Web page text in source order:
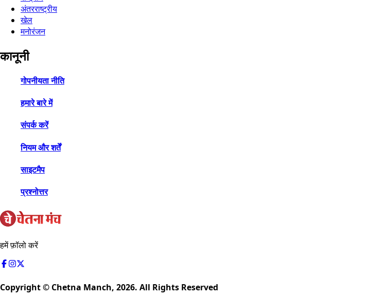
अंतरराष्ट्रीय
खेल
मनोरंजन
कानूनी
गोपनीयता नीति
हमारे बारे में
संपर्क करें
नियम और शर्तें
साइटमैप
प्रश्नोत्तर
हमें फ़ॉलो करें
Copyright © Chetna Manch, 2026. All Rights Reserved